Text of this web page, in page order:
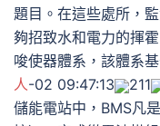
題目。在這些處所，
夠招致水和電力的揮
唆使器體系，該體系
人-02 09:47:13 211
儲能電站中，BMS凡